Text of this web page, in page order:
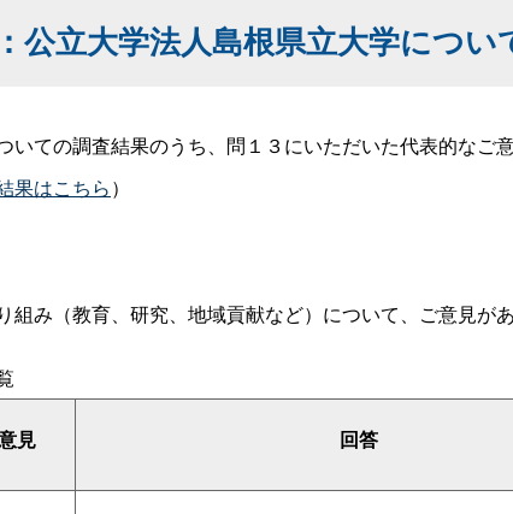
公立大学法人島根県立大学につい
いての調査結果のうち、問１３にいただいた代表的なご
果はこちら）
組み（教育、研究、地域貢献など）について、ご意見が
見 回答